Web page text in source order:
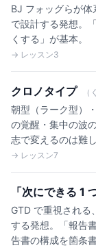
BJ フォッグらが体
で設計する発想。
くする」が基本。
→ レッスン3
クロノタイプ （
朝型（ラーク型）
の覚醒・集中の波
志で変えるのは難し
→ レッスン7
「次にできる 1
GTD で重視される
する発想。「報告
告書の構成を箇条